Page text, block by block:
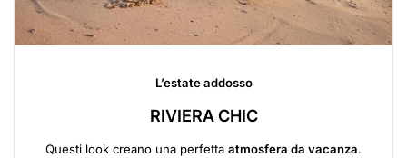
L’estate addosso
RIVIERA CHIC
Questi look creano una perfetta atmosfera da vacanza.